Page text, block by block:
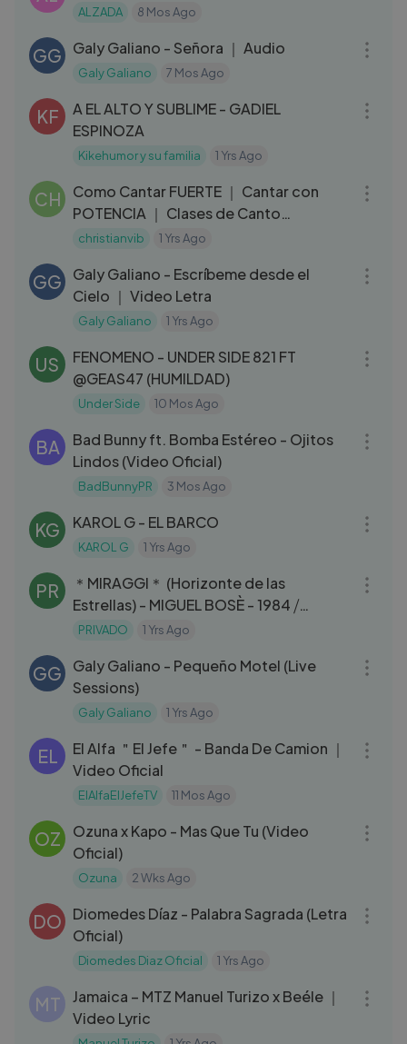
ALZADA 8 Mos Ago
GG Galy Galiano - Señora ｜ Audio
Galy Galiano 7 Mos Ago
KF
A EL ALTO Y SUBLIME - GADIEL
ESPINOZA
Kikehumor y su familia 1 Yrs Ago
CH
Como Cantar FUERTE ｜ Cantar con
POTENCIA ｜ Clases de Canto
Christianvib
christianvib 1 Yrs Ago
GG
Galy Galiano - Escríbeme desde el
Cielo ｜ Video Letra
Galy Galiano 1 Yrs Ago
US
FENOMENO - UNDER SIDE 821 FT
@GEAS47 (HUMILDAD)
Under Side 10 Mos Ago
BA
Bad Bunny ft. Bomba Estéreo - Ojitos
Lindos (Video Oficial)
BadBunnyPR 3 Mos Ago
KG KAROL G - EL BARCO
KAROL G 1 Yrs Ago
PR
＊MIRAGGI＊ (Horizonte de las
Estrellas) - MIGUEL BOSÈ - 1984 ⧸
Videoclip con la bella Ornella Muti.
PRIVADO 1 Yrs Ago
GG
Galy Galiano - Pequeño Motel (Live
Sessions)
Galy Galiano 1 Yrs Ago
EL
El Alfa ＂El Jefe＂ - Banda De Camion ｜
Video Oficial
ElAlfaElJefeTV 11 Mos Ago
OZ
Ozuna x Kapo - Mas Que Tu (Video
Oficial)
Ozuna 2 Wks Ago
DO
Diomedes Díaz - Palabra Sagrada (Letra
Oficial)
Diomedes Diaz Oficial 1 Yrs Ago
MT
Jamaica – MTZ Manuel Turizo x Beéle ｜
Video Lyric